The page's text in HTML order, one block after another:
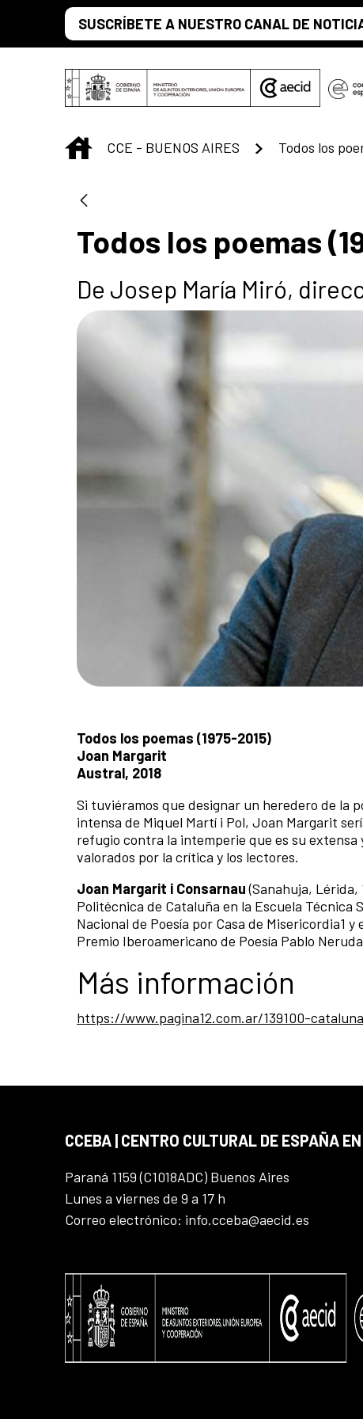
Saltar al contenido principal
SUSCRÍBETE A NUESTRO CANAL DE
INICIO
CCE - BUENOS AIRES Todos los
Todos los poemas
De Josep María Miró,
Todos los poemas (1975-2015)
Joan Margarit
Austral, 2018
Si tuviéramos que designar un heredero de la
intensa de Miquel Martí i Pol, Joan Margarit
refugio contra la intemperie que es su
valorados por la crítica y los lectores.
Joan Margarit i Consarnau(Sanahuja,
Politécnica de Cataluña en la Escuela
Nacional de Poesía por Casa de Misericordia1​
Premio Iberoamericano de Poesía Pablo
Más información
https://www.pagina12.com.ar/139100-
CCEBA | CENTRO CULTURAL DE ESPAÑA
Paraná 1159 (C1018ADC) Buenos Aires
Lunes a viernes de 9 a 17 h
Correo electrónico: info.cceba@aecid.es